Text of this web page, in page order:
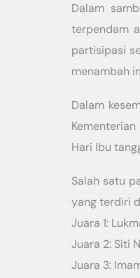
Dalam
terpendam
partisipasi
menambah
Dalam
Hari Ibu
Salah satu
yang terdiri
Juara 1:
Juara 2: Siti
Juara 3: